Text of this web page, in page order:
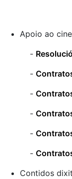
Apoio ao cine
-
-
-
-
-
-
Contidos